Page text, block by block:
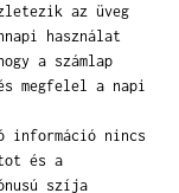
az üveg
használat
a számlap
megfelel a napi
információ nincs
és a
szíja